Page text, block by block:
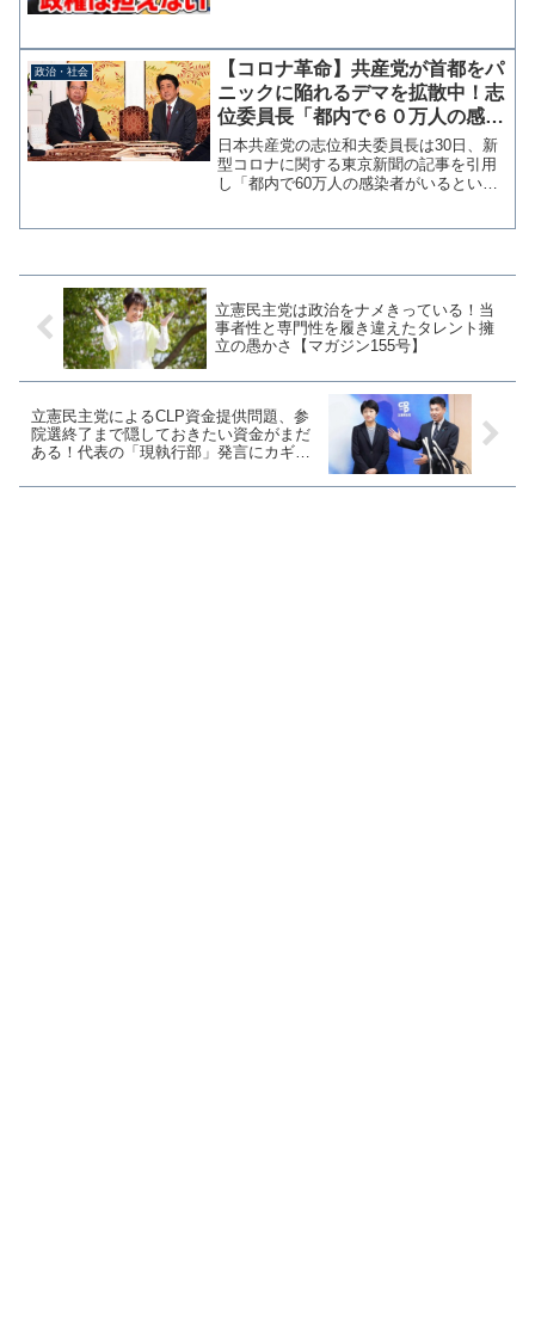
政治・社会
【コロナ革命】共産党が首都をパ
ニックに陥れるデマを拡散中！志
位委員長「都内で６０万人の感染
者がいる」
日本共産党の志位和夫委員長は30日、新
型コロナに関する東京新聞の記事を引用
し「都内で60万人の感染者がいるという
立憲民主党は政治をナメきっている！当
事者性と専門性を履き違えたタレント擁
立の愚かさ【マガジン155号】
立憲民主党によるCLP資金提供問題、参
院選終了まで隠しておきたい資金がまだ
ある！代表の「現執行部」発言にカギ